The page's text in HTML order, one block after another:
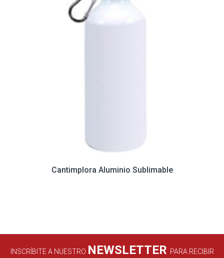
Cantimplora Aluminio Sublimable
INSCRÍBITE A NUESTRO NEWSLETTER PARA RECIBIR